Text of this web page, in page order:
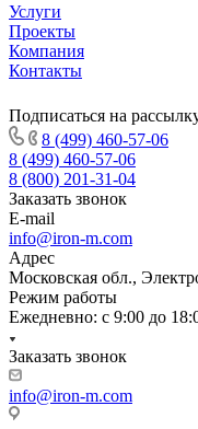
Услуги
Проекты
Компания
Контакты
Подписаться на
8 (499) 460-57-06
8 (499) 460-57-06
8 (800) 201-31-04
Заказать звонок
E-mail
info@iron-m.com
Адрес
Московская обл.,
Режим работы
Ежедневно: с 9:00 до
Заказать звонок
info@iron-m.com